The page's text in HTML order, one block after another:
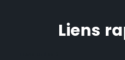
Liens